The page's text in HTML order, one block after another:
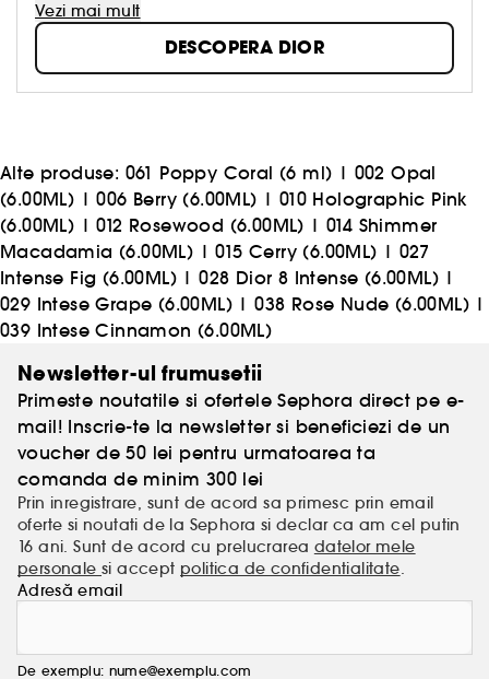
Vezi mai mult
DESCOPERA DIOR
Alte produse: 061 Poppy Coral (6 ml) | 002 Opal
(6.00ML) |006 Berry (6.00ML) | 010 Holographic Pink
(6.00ML) |012 Rosewood (6.00ML) |014 Shimmer
Macadamia (6.00ML) |015 Cerry (6.00ML) | 027
Intense Fig (6.00ML) |028 Dior 8 Intense (6.00ML) |
029 Intese Grape (6.00ML) |038 Rose Nude (6.00ML) |
039 Intese Cinnamon (6.00ML)
Newsletter-ul frumusetii
Primeste noutatile si ofertele Sephora direct pe e-
mail! Inscrie-te la newsletter si beneficiezi de un
voucher de 50 lei pentru urmatoarea ta
comanda de minim 300 lei
Prin inregistrare, sunt de acord sa primesc prin email
oferte si noutati de la Sephora si declar ca am cel putin
16 ani. Sunt de acord cu prelucrarea datelor mele
personalesi accept politica de confidentialitate.
Adresă email
De exemplu: nume@exemplu.com